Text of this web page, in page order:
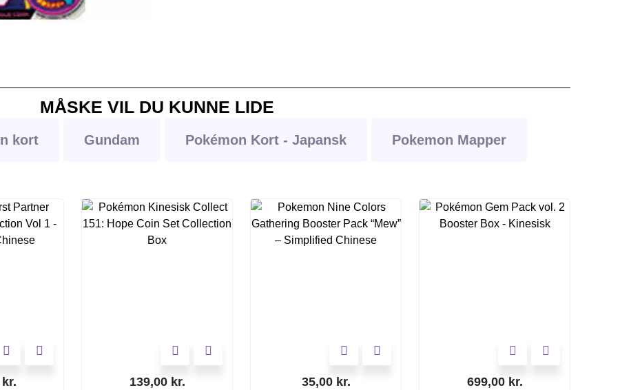
MÅSKE VIL DU KUNNE LIDE
kort Gundam Pokémon Kort - Japansk Pokemon Mapper
kr. 139,00 kr. 35,00 kr. 699,00 kr.